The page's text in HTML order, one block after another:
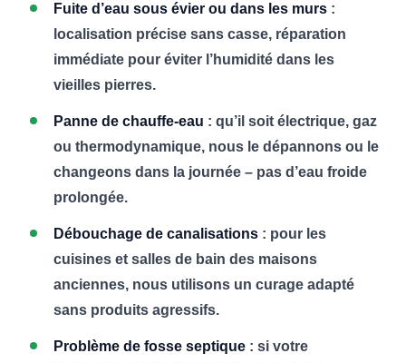
Fuite d’eau sous évier ou dans les murs :
localisation précise sans casse, réparation
immédiate pour éviter l’humidité dans les
vieilles pierres.
Panne de chauffe-eau : qu’il soit électrique, gaz
ou thermodynamique, nous le dépannons ou le
changeons dans la journée – pas d’eau froide
prolongée.
Débouchage de canalisations : pour les
cuisines et salles de bain des maisons
anciennes, nous utilisons un curage adapté
sans produits agressifs.
Problème de fosse septique : si votre